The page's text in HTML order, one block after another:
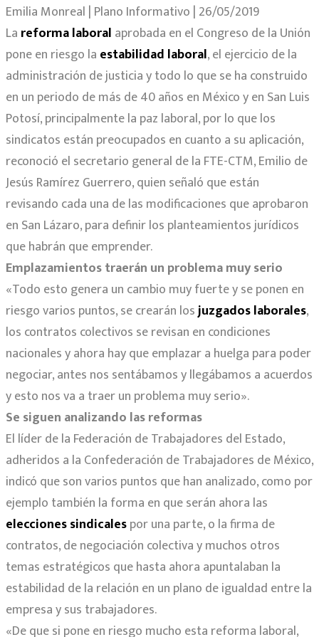
Emilia Monreal | Plano Informativo | 26/05/2019
La reforma laboral aprobada en el Congreso de la Unión
pone en riesgo la estabilidad laboral, el ejercicio de la
administración de justicia y todo lo que se ha construido
en un periodo de más de 40 años en México y en San Luis
Potosí, principalmente la paz laboral, por lo que los
sindicatos están preocupados en cuanto a su aplicación,
reconoció el secretario general de la FTE-CTM, Emilio de
Jesús Ramírez Guerrero, quien señaló que están
revisando cada una de las modificaciones que aprobaron
en San Lázaro, para definir los planteamientos jurídicos
que habrán que emprender.
Emplazamientos traerán un problema muy serio
«Todo esto genera un cambio muy fuerte y se ponen en
riesgo varios puntos, se crearán losjuzgados laborales,
los contratos colectivos se revisan en condiciones
nacionales y ahora hay que emplazar a huelga para poder
negociar, antes nos sentábamos y llegábamos a acuerdos
y esto nos va a traer un problema muy serio».
Se siguen analizando las reformas
El líder de la Federación de Trabajadores del Estado,
adheridos a la Confederación de Trabajadores de México,
indicó que son varios puntos que han analizado, como por
ejemplo también la forma en que serán ahora las
elecciones sindicalespor una parte, o la firma de
contratos, de negociación colectiva y muchos otros
temas estratégicos que hasta ahora apuntalaban la
estabilidad de la relación en un plano de igualdad entre la
empresa y sus trabajadores.
«De que si pone en riesgo mucho esta reforma laboral,